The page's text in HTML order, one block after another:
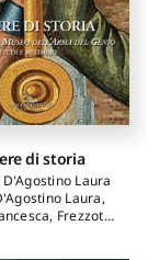
di storia
D'Agostino Laura
Laura,
, Frezzotti